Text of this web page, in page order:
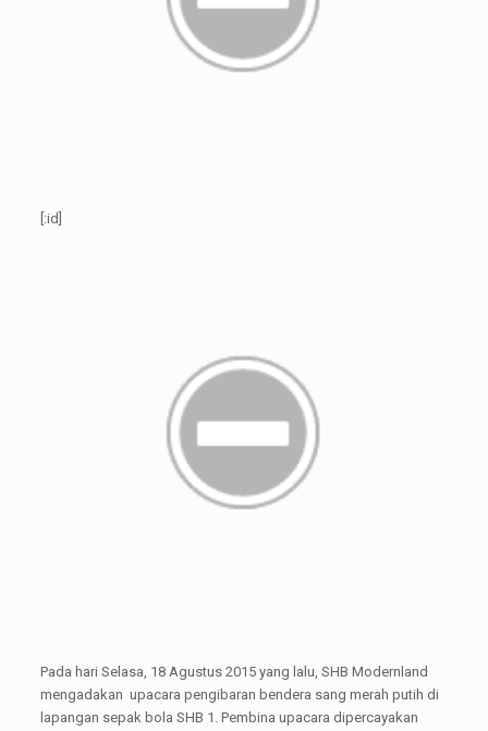
[:id]
Pada hari Selasa, 18 Agustus 2015 yang lalu, SHB Modernland
mengadakan upacara pengibaran bendera sang merah putih di
lapangan sepak bola SHB 1. Pembina upacara dipercayakan